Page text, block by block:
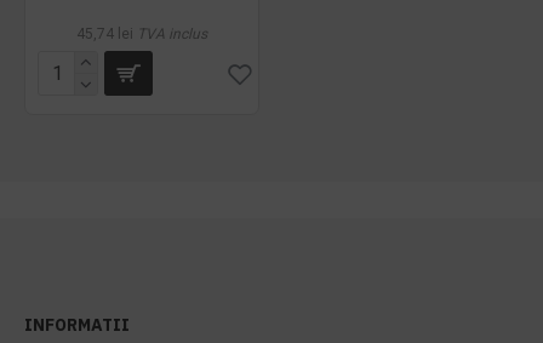
45,74 lei TVA inclus
INFORMATII